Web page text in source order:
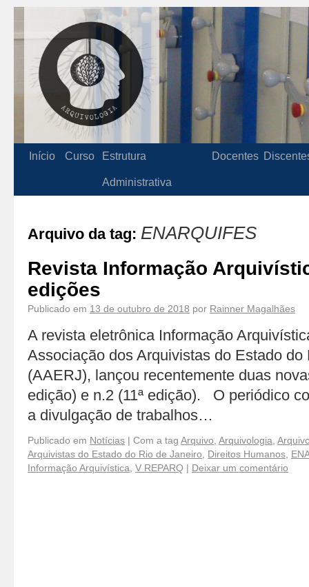
Início Curso Estrutura
Administrativa
Docentes
Arquivo da tag: ENARQUIFES
Revista Informação
edições
Publicado em 13 de outubro de 2018 por Rainner Magalhães
A revista eletrônica Informação
Associação dos Arquivistas do Estado do
(AAERJ), lançou recentemente duas
edição) e n.2 (11ª edição). O periódico
a divulgação de trabalhos…
Publicado em Notícias | Com a tag Arquivo Arquivologia
Arquivistas do Estado do Rio de Janeiro
Direitos Humanos
Informação Arquivística V REPARQ | Deixar um comentário